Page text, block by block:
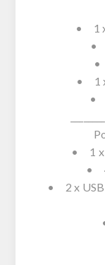
• 1
•
•
• 1
•
• 1 x
•
• 2 x USB